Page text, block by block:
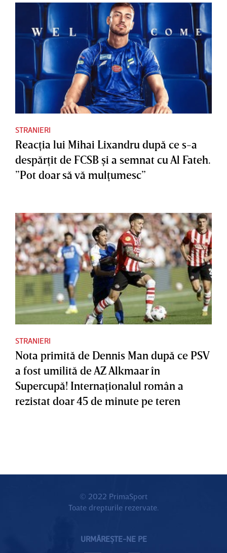
STRANIERI
Reacţia lui Mihai Lixandru după ce s-a
despărţit de FCSB şi a semnat cu Al Fateh.
”Pot doar să vă mulţumesc”
STRANIERI
Nota primită de Dennis Man după ce PSV
a fost umilită de AZ Alkmaar în
Supercupă! Internaţionalul român a
rezistat doar 45 de minute pe teren
© 2022 PrimaSport
Toate drepturile rezervate.
URMĂREȘTE-NE PE